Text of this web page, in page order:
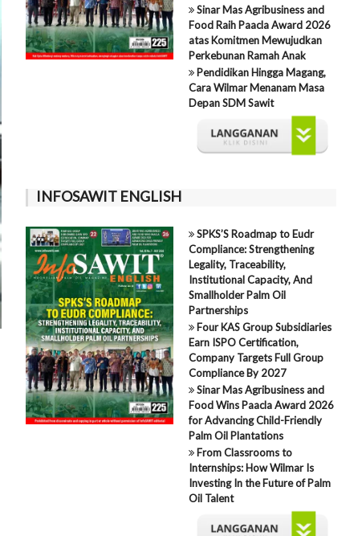
Sinar Mas Agribusiness and
Food Raih Paacla Award 2026
atas Komitmen Mewujudkan
Perkebunan Ramah Anak
Pendidikan Hingga Magang,
Cara Wilmar Menanam Masa
Depan SDM Sawit
INFOSAWIT ENGLISH
SPKS’S Roadmap to Eudr
Compliance: Strengthening
Legality, Traceability,
Institutional Capacity, And
Smallholder Palm Oil
Partnerships
Four KAS Group Subsidiaries
Earn ISPO Certification,
Company Targets Full Group
Compliance By 2027
Sinar Mas Agribusiness and
Food Wins Paacla Award 2026
for Advancing Child-Friendly
Palm Oil Plantations
From Classrooms to
Internships: How Wilmar Is
Investing In the Future of Palm
Oil Talent